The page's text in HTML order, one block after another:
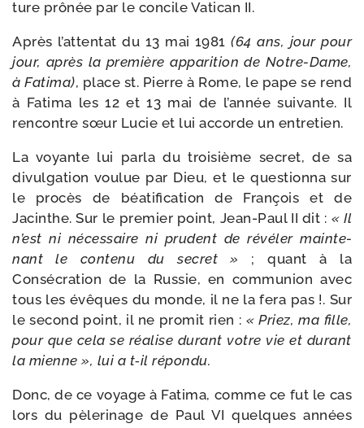
ture prô­née par le concile Vatican II.
Après l’at­ten­tat du 13 mai 1981(64 ans, jour pour
jour, après la pre­mière appa­ri­tion de Notre-​Dame,
à Fatima), place st. Pierre à Rome, le pape se rend
à Fatima les 12 et 13 mai de l’an­née sui­vante. Il
ren­contre sœur Lucie et lui accorde un entretien.
La voyante lui par­la du troi­sième secret, de sa
divul­ga­tion vou­lue par Dieu, et le ques­tion­na sur
le pro­cès de béa­ti­fi­ca­tion de François et de
Jacinthe. Sur le pre­mier point, Jean-​Paul II dit : « Il
n’est ni néces­saire ni pru­dent de révé­ler main­te­
nant le conte­nu du secret » ; quant à la
Consécration de la Russie, en com­mu­nion avec
tous les évêques du monde, il ne la fera pas !. Sur
le second point, il ne pro­mit rien : « Priez, ma fille,
pour que cela se réa­lise durant votre vie et durant
la mienne », lui a t‑il répondu.
Donc, de ce voyage à Fatima, comme ce fut le cas
lors du pèle­ri­nage de Paul VI quelques années